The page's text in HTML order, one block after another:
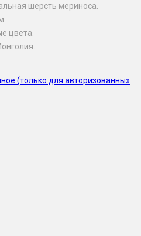
шерсть мериноса.
цвета.
(только для авторизованных